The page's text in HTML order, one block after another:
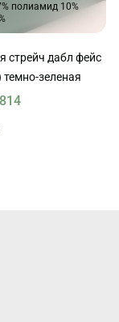
полиамид 10%
стрейч дабл фейс
зеленая